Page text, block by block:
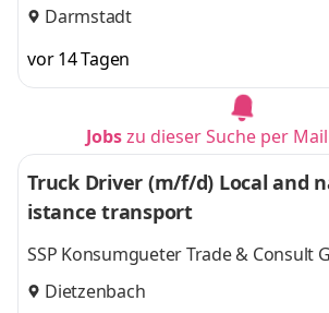
Darmstadt
vor 14 Tagen
Jobszu dieser Suche per
Truck Driver (m/f/d) Local and
istance transport
SSP Konsumgueter Trade & Consult
Dietzenbach